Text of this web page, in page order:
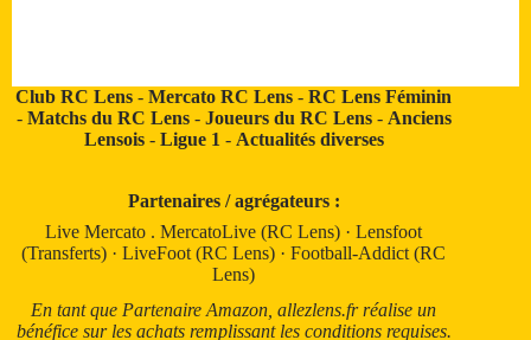
Club RC Lens -Mercato RC Lens -RC Lens Féminin
- Matchs du RC Lens- Joueurs du RC Lens- Anciens
Lensois- Ligue 1 - Actualités diverses
Partenaires / agrégateurs :
Live Mercato .MercatoLive (RC Lens) ·Lensfoot
(Transferts) ·LiveFoot (RC Lens) ·Football-Addict (RC
Lens)
En tant que Partenaire Amazon, allezlens.fr réalise un
bénéfice sur les achats remplissant les conditions requises.